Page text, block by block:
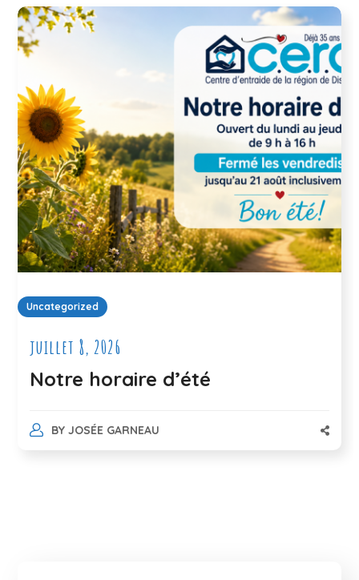
Uncategorized
juillet 8, 2026
Notre horaire d’été
BY JOSÉE GARNEAU